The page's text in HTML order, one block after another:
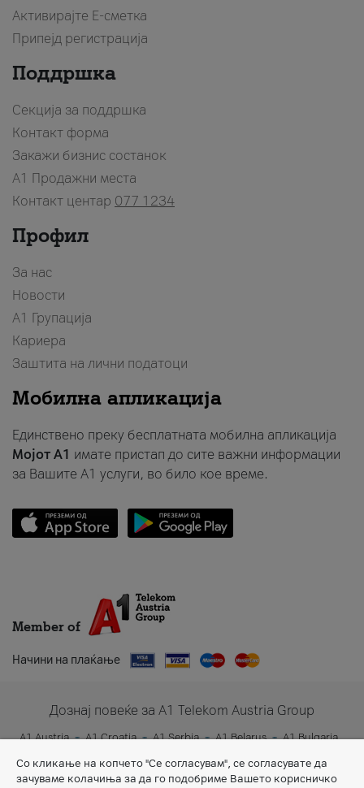
Активирајте Е-сметка
Припејд регистрација
Поддршка
Секција за поддршка
Контакт форма
Закажи бизнис состанок
A1 Продажни места
Контакт центар 077 1234
Профил
За нас
Новости
А1 Групација
Кариера
Заштита на лични податоци
Мобилна апликација
Единствено преку бесплатната мобилна апликација
Мојот A1 имате пристап до сите важни информации
за Вашите A1 услуги, во било кое време.
Member of
Начини на плаќање
Дознај повеќе за A1 Telekom Austria Group
A1 Austria A1 Croatia A1 Serbia A1 Belarus
A1 Bulgaria
A1 Slovenia
A1 Digital
Со кликање на копчето "Се согласувам", се согласувате да
зачуваме колачиња за да го подобриме Вашето корисничко